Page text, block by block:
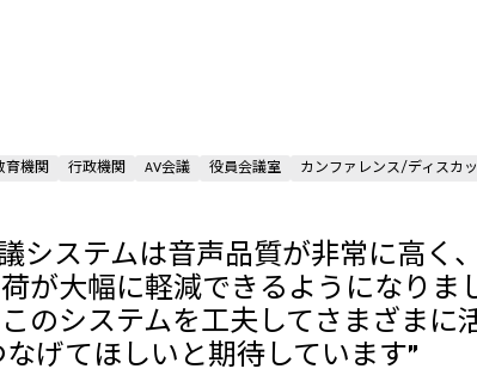
育機関 行政機関 AV会議 役員会議室 カンファレンス/ディスカ
システムは音声品質が非常に高く
が大幅に軽減できるようになりま
のシステムを工夫してさまざまに
なげてほしいと期待しています”